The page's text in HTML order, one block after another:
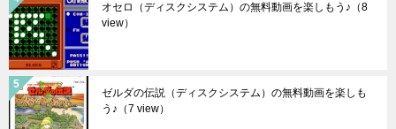
オセロ（ディスクシステム）の無料動画を楽しもう♪ （8
view）
ゼルダの伝説（ディスクシステム）の無料動画を楽しも
う♪ （7 view）